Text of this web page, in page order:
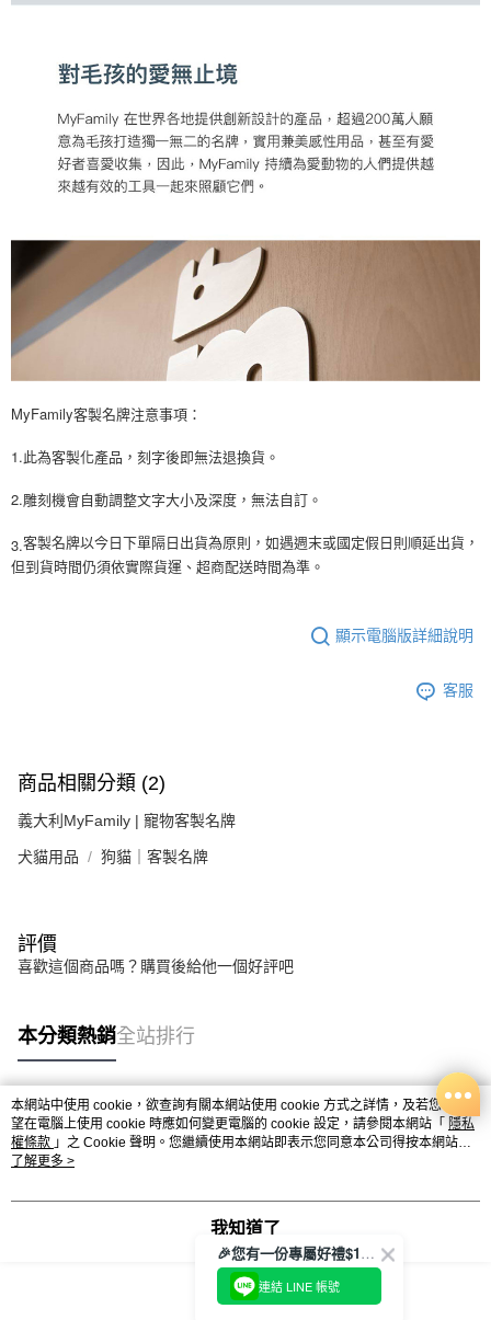
MyFamily客製名牌注意事項：
1.此為客製化產品，刻字後即無法退換貨。
2.雕刻機會自動調整文字大小及深度，無法自訂。
3.客製名牌以今日下單隔日出貨為原則，如遇週末或國定假日則順延出貨，
但到貨時間仍須依實際貨運、超商配送時間為準。
顯示電腦版詳細說明
客服
商品相關分類 (2)
義大利MyFamily | 寵物客製名牌
犬貓用品 狗貓｜客製名牌
評價
喜歡這個商品嗎？購買後給他一個好評吧
本分類熱銷全站排行
熱門標籤
本網站中使用 cookie，欲查詢有關本網站使用 cookie 方式之詳情，及若您不希
望在電腦上使用 cookie 時應如何變更電腦的 cookie 設定，請參閱本網站「 隱私
權條款 」之 Cookie 聲明。您繼續使用本網站即表示您同意本公司得按本網站使
用條款之 Cookie 聲明使用 cookie。
了解更多 >
我知道了
🎉您有一份專屬好禮$100正等著您🎁
連結 LINE 帳號